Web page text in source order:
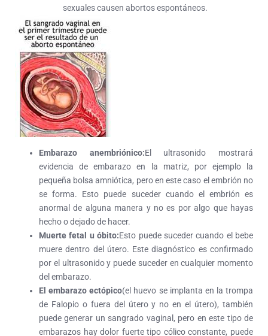
sexuales causen abortos espontáneos.
Embarazo anembriónico:El ultrasonido mostrará
evidencia de embarazo en la matriz, por ejemplo la
pequeña bolsa amniótica, pero en este caso el embrión no
se forma. Esto puede suceder cuando el embrión es
anormal de alguna manera y no es por algo que hayas
hecho o dejado de hacer.
Muerte fetal u óbito:Esto puede suceder cuando el bebe
muere dentro del útero. Este diagnóstico es confirmado
por el ultrasonido y puede suceder en cualquier momento
del embarazo.
El embarazo ectópico(el huevo se implanta en la trompa
de Falopio o fuera del útero y no en el útero), también
puede generar un sangrado vaginal, pero en este tipo de
embarazos hay dolor fuerte tipo cólico constante, puede